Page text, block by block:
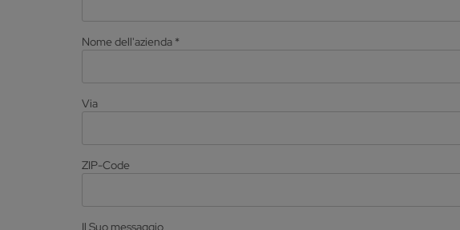
Nome dell'azienda *
Via
ZIP-Code
Il Suo messaggio